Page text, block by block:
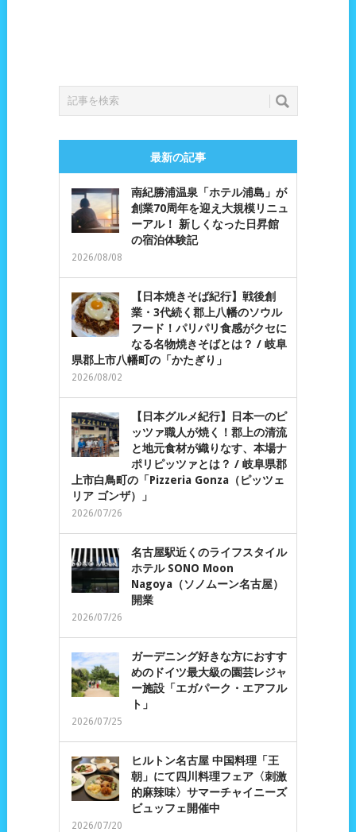
最新の記事
南紀勝浦温泉「ホテル浦島」が
創業70周年を迎え大規模リニュ
ーアル！ 新しくなった日昇館
の宿泊体験記
2026/08/08
【日本焼きそば紀行】戦後創
業・3代続く郡上八幡のソウル
フード！パリパリ食感がクセに
なる名物焼きそばとは？ / 岐阜
県郡上市八幡町の「かたぎり」
2026/08/02
【日本グルメ紀行】日本一のピ
ッツァ職人が焼く！郡上の清流
と地元食材が織りなす、本場ナ
ポリピッツァとは？ / 岐阜県郡
上市白鳥町の「Pizzeria Gonza（ピッツェ
リア ゴンザ）」
2026/07/26
名古屋駅近くのライフスタイル
ホテル SONO Moon
Nagoya（ソノムーン名古屋）
開業
2026/07/26
ガーデニング好きな方におすす
めのドイツ最大級の園芸レジャ
ー施設「エガパーク・エアフル
ト」
2026/07/25
ヒルトン名古屋 中国料理「王
朝」にて四川料理フェア〈刺激
的麻辣味〉サマーチャイニーズ
ビュッフェ開催中
2026/07/20